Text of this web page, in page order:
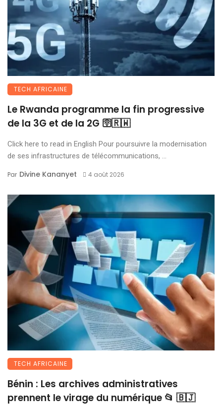
TECH AFRICAINE
Le Rwanda programme la fin progressive
de la 3G et de la 2G 🛜🇷🇼
Click here to read in English Pour poursuivre la modernisation
de ses infrastructures de télécommunications, ...
Par Divine Kananyet 4 août 2026
TECH AFRICAINE
Bénin : Les archives administratives
prennent le virage du numérique 📂 🇧🇯